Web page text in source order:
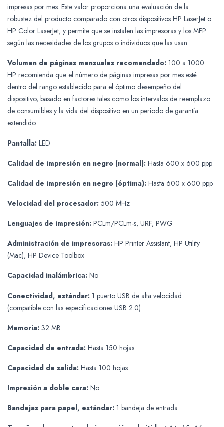
impresas por mes. Este valor proporciona una evaluación de la
robustez del producto comparado con otros dispositivos HP LaserJet o
HP Color LaserJet, y permite que se instalen las impresoras y los MFP
según las necesidades de los grupos o individuos que las usan.
Volumen de páginas mensuales recomendado: 100 a 1000
HP recomienda que el número de páginas impresas por mes esté
dentro del rango establecido para el óptimo desempeño del
dispositivo, basado en factores tales como los intervalos de reemplazo
de consumibles y la vida del dispositivo en un período de garantía
extendido.
Pantalla: LED
Calidad de impresión en negro (normal): Hasta 600 x 600 ppp
Calidad de impresión en negro (óptima): Hasta 600 x 600 ppp
Velocidad del procesador: 500 MHz
Lenguajes de impresión: PCLm/PCLm-s, URF, PWG
Administración de impresoras: HP Printer Assistant, HP Utility
(Mac), HP Device Toolbox
Capacidad inalámbrica: No
Conectividad, estándar: 1 puerto USB de alta velocidad
(compatible con las especificaciones USB 2.0)
Memoria: 32 MB
Capacidad de entrada: Hasta 150 hojas
Capacidad de salida: Hasta 100 hojas
Impresión a doble cara: No
Bandejas para papel, estándar: 1 bandeja de entrada